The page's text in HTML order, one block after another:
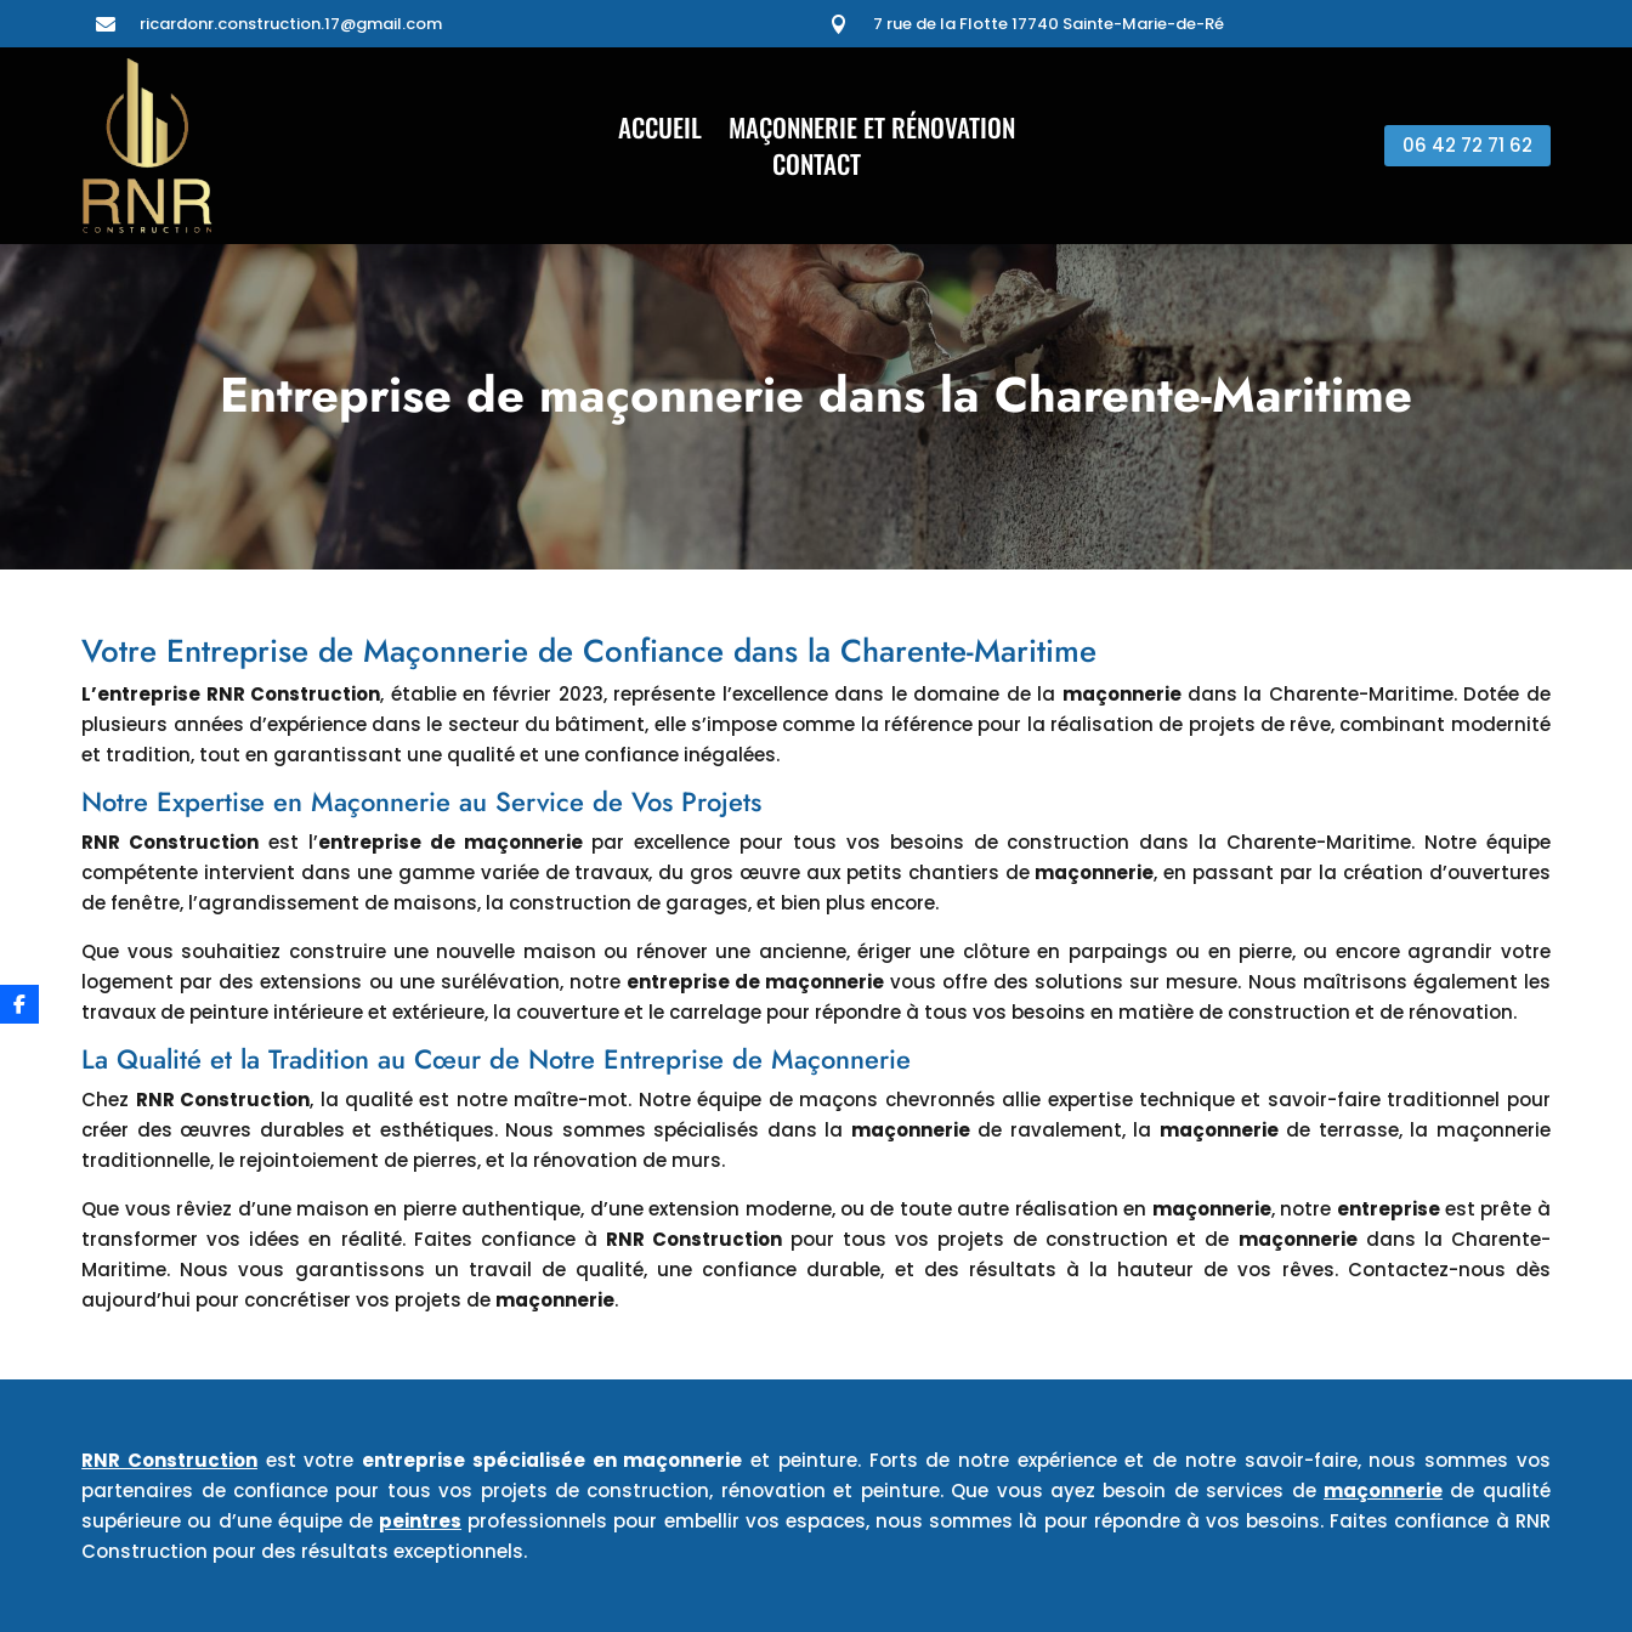
 ricardonr.construction.17@gmail.com  7 rue de la Flotte 17740 Sainte-Marie-de-Ré
ACCUEIL
MAÇONNERIE ET RÉNOVATION
CONTACT
06 42 72 71 62
Entreprise de maçonnerie dans la Charente-Maritime
Votre Entreprise de Maçonnerie de Confiance dans la Charente-Maritime
L’entreprise RNR Construction, établie en février 2023, représente l’excellence dans le domaine de la maçonneriedans la Charente-Maritime. Dotée de
plusieurs années d’expérience dans le secteur du bâtiment, elle s’impose comme la référence pour la réalisation de projets de rêve, combinant modernité
et tradition, tout en garantissant une qualité et une confiance inégalées.
Notre Expertise en Maçonnerie au Service de Vos Projets
RNR Construction est l’entreprise de maçonneriepar excellence pour tous vos besoins de construction dans la Charente-Maritime. Notre équipe
compétente intervient dans une gamme variée de travaux, du gros œuvre aux petits chantiers de maçonnerie, en passant par la création d’ouvertures
de fenêtre, l’agrandissement de maisons, la construction de garages, et bien plus encore.
Que vous souhaitiez construire une nouvelle maison ou rénover une ancienne, ériger une clôture en parpaings ou en pierre, ou encore agrandir votre
logement par des extensions ou une surélévation, notre entreprise de maçonnerie vous offre des solutions sur mesure. Nous maîtrisons également les
travaux de peinture intérieure et extérieure, la couverture et le carrelage pour répondre à tous vos besoins en matière de construction et de rénovation.
La Qualité et la Tradition au Cœur de Notre Entreprise de Maçonnerie
Chez RNR Construction, la qualité est notre maître-mot. Notre équipe de maçons chevronnés allie expertise technique et savoir-faire traditionnel pour
créer des œuvres durables et esthétiques. Nous sommes spécialisés dans la maçonneriede ravalement, la maçonneriede terrasse, la maçonnerie
traditionnelle, le rejointoiement de pierres, et la rénovation de murs.
Que vous rêviez d’une maison en pierre authentique, d’une extension moderne, ou de toute autre réalisation en maçonnerie, notre entrepriseest prête à
transformer vos idées en réalité. Faites confiance à RNR Constructionpour tous vos projets de construction et de maçonneriedans la Charente-
Maritime. Nous vous garantissons un travail de qualité, une confiance durable, et des résultats à la hauteur de vos rêves. Contactez-nous dès
aujourd’hui pour concrétiser vos projets de maçonnerie.
RNR Constructionest votre entreprise spécialisée en maçonnerie et peinture. Forts de notre expérience et de notre savoir-faire, nous sommes vos
partenaires de confiance pour tous vos projets de construction, rénovation et peinture. Que vous ayez besoin de services de maçonneriede qualité
supérieure ou d’une équipe de peintres professionnels pour embellir vos espaces, nous sommes là pour répondre à vos besoins. Faites confiance à RNR
Construction pour des résultats exceptionnels.